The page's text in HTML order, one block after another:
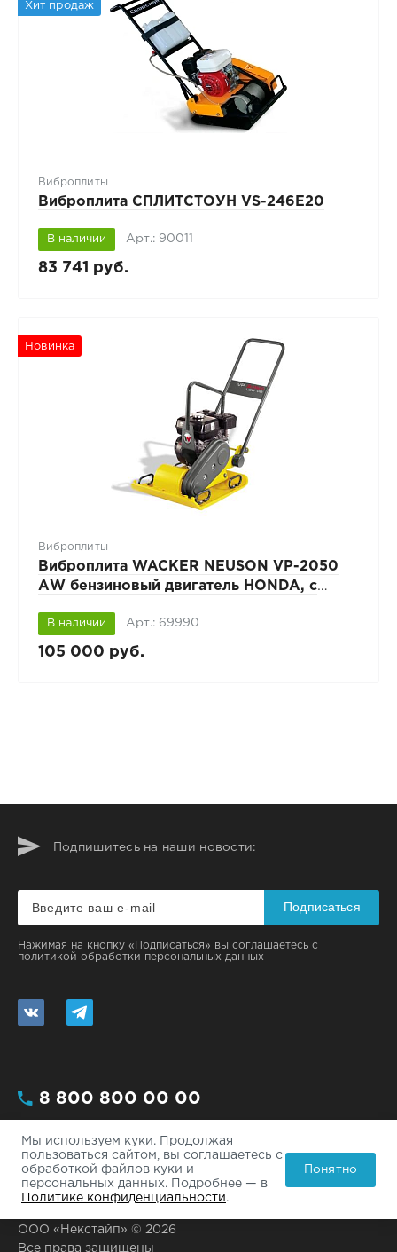
Хит продаж
Виброплиты
Виброплита СПЛИТСТОУН VS-246E20
В наличии Арт.: 90011
83 741 руб.
Новинка
Виброплиты
Виброплита WACKER NEUSON VP-2050
АW бензиновый двигатель HONDA, с
В наличии Арт.: 69990
105 000 руб.
Подпишитесь на наши новости:
Подписаться
Нажимая на кнопку «Подписаться» вы соглашаетесь с
политикой обработки персональных данных
8 800 800 00 00
Москва, ул. Большая, 112/3 - 200
info@site.ru
ООО «Некстайп» © 2026
Все права защищены
Мы используем куки. Продолжая
пользоваться сайтом, вы соглашаетесь с
обработкой файлов куки и
персональных данных. Подробнее — в
Политике конфиденциальности.
Понятно